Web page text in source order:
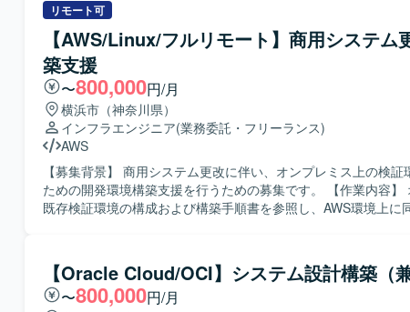
ます。 インフラの監視、バックアップ、セキュリティ、運用な
ただきます。 【求める人物像】 自律的に仕様理解から業務推進まで行える方を求めておりま
す。 作業の効率化・自動化を意識しながら取り組み、チーム
ションを図れる方を歓迎いたします。 サブリーダーとしてメン
ク管理、課題管理を行いながら、お客様への報告・説明も丁寧
ます。 リーダーポジションにチャレンジしたい意欲のある方も歓迎いたし
の魅力】 Oracle Cloudを中心としたクラウドインフラ領域で、
まで一気通貫で経験を積むことができます。 高い要求レベルの
非機能要件設計やクラウド基盤構築のスキルを総合的に高める
ダー・マネジメントポジションを見据えたキャリア形成にもつながる環
・Oracle Cloud Infrastructure(OCI)を中心としたクラウド基盤
Windows Server ・VMware（vSphere、ESXi） ・Terraform、
リモート可
【AWS/Linux/フルリモート】商用システム
築支援
〜800,000円/月
横浜市（神奈川県）
インフラエンジニア(業務委託・フリーランス)
AWS
【募集背景】 商用システム更改に伴い、オンプレミス上の検
ための開発環境構築支援を行うための募集です。 【作業内容】 オンプレミスで構築されている
既存検証環境の構成および構築手順書を参照し、AWS環境上に
築作業を進められる方を求めています。お客様とコミュニケー
積極的に確認し、段階的に環境を仕上げていける方です。 【ポジションの魅力】 オンプレミス
からクラウドへの移行案件に関わることで、AWS上でのネット
【Oracle Cloud/OCI】システム設計構築（
〜800,000円/月